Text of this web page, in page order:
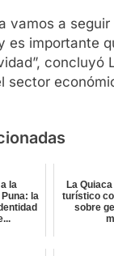
vamos a
es importante
sector
la
la
La
turístico
sobre